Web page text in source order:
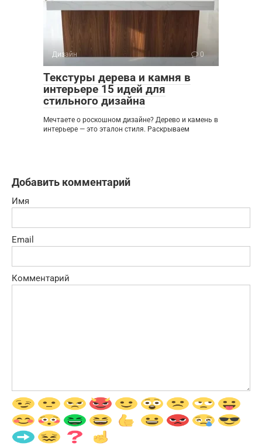
Дизайн 0
Текстуры дерева и камня в
интерьере 15 идей для
стильного дизайна
Мечтаете о роскошном дизайне? Дерево и камень в
интерьере — это эталон стиля. Раскрываем
Добавить комментарий
Имя
Email
Комментарий